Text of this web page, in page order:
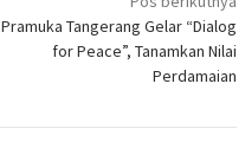
Pramuka Tangerang Gelar “Dialog
for Peace”, Tanamkan Nilai
Perdamaian